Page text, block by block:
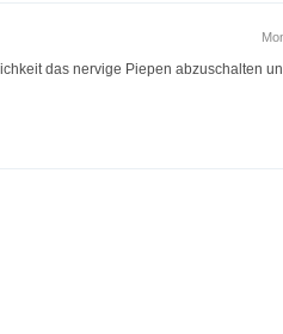
das nervige Piepen abzuschalten